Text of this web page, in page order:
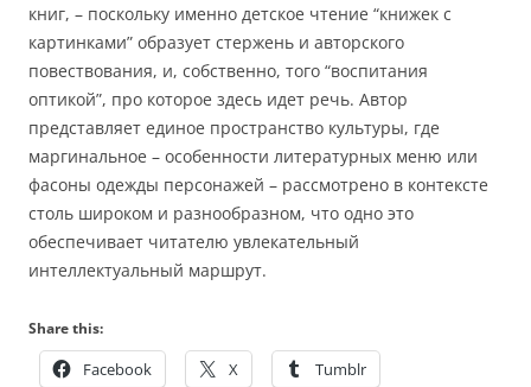
книг, – поскольку именно детское чтение “книжек с
картинками” образует стержень и авторского
повествования, и, собственно, того “воспитания
оптикой”, про которое здесь идет речь. Автор
представляет единое пространство культуры, где
маргинальное – особенности литературных меню или
фасоны одежды персонажей – рассмотрено в контексте
столь широком и разнообразном, что одно это
обеспечивает читателю увлекательный
интеллектуальный маршрут.
Share this:
Facebook X Tumblr